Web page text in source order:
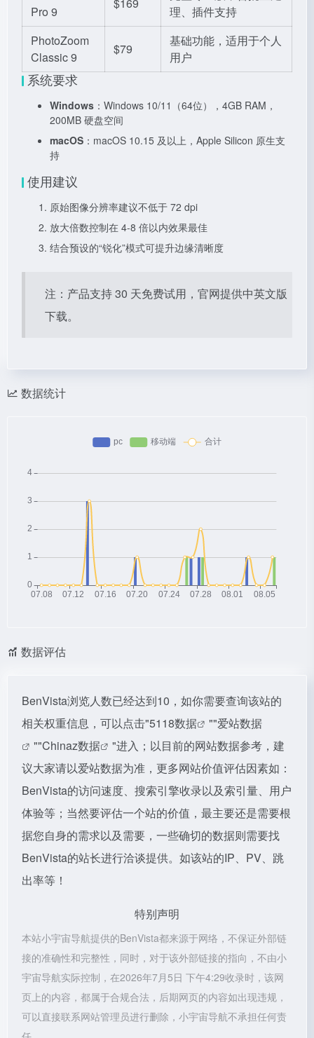
Pro 9
理、插件支持
PhotoZoom
Classic 9
$79
基础功能，适用于个人
用户
系统要求
Windows ：Windows 10/11（64位），4GB RAM，
200MB 硬盘空间
macOS ：macOS 10.15 及以上，Apple Silicon 原生支
持
使用建议
原始图像分辨率建议不低于 72 dpi
放大倍数控制在 4-8 倍以内效果最佳
结合预设的“锐化”模式可提升边缘清晰度
注：产品支持 30 天免费试用，官网提供中英文版
下载。
数据统计
数据评估
BenVista浏览人数已经达到10，如你需要查询该站的
相关权重信息，可以点击"5118数据 ""爱站数据
""Chinaz数据
"进入；以目前的网站数据参考，建
议大家请以爱站数据为准，更多网站价值评估因素如：
BenVista的访问速度、搜索引擎收录以及索引量、用户
体验等；当然要评估一个站的价值，最主要还是需要根
据您自身的需求以及需要，一些确切的数据则需要找
BenVista的站长进行洽谈提供。如该站的IP、PV、跳
出率等！
特别声明
本站小宇宙导航提供的BenVista都来源于网络，不保证外部链
接的准确性和完整性，同时，对于该外部链接的指向，不由小
宇宙导航实际控制，在2026年7月5日 下午4:29收录时，该网
页上的内容，都属于合规合法，后期网页的内容如出现违规，
可以直接联系网站管理员进行删除，小宇宙导航不承担任何责